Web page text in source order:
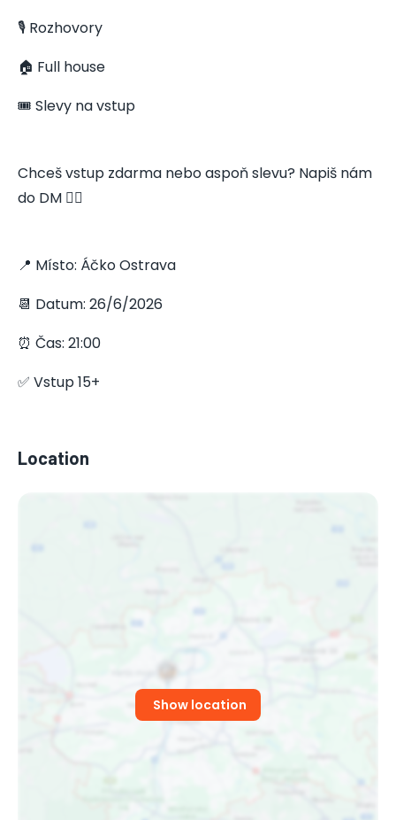
🎙️ Rozhovory
🏠 Full house
🎟️ Slevy na vstup
Chceš vstup zdarma nebo aspoň slevu? Napiš nám
do DM 👇🏻
📍 Místo: Áčko Ostrava
📆 Datum: 26/6/2026
⏰ Čas: 21:00
✅ Vstup 15+
Location
Show location